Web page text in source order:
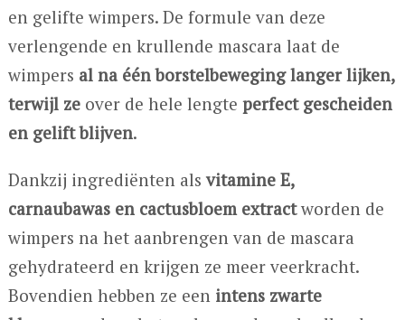
en gelifte wimpers. De formule van deze
verlengende en krullende mascara laat de
wimpers al na één borstelbeweging langer lijken,
terwijl zeover de hele lengte perfect gescheiden
en gelift blijven.
Dankzij ingrediënten alsvitamine E,
carnaubawas en cactusbloem extractworden de
wimpers na het aanbrengen van de mascara
gehydrateerd en krijgen ze meer veerkracht.
Bovendien hebben ze een intens zwarte